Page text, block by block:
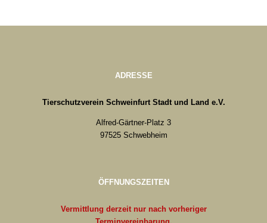
ADRESSE
Tierschutzverein Schweinfurt Stadt und Land e.V.
Alfred-Gärtner-Platz 3
97525 Schwebheim
ÖFFNUNGSZEITEN
Vermittlung derzeit nur nach vorheriger